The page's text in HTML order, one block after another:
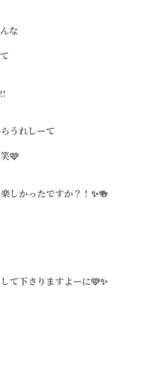
な
うれしーて
🩷
しかったですか？！✨🍻
て下さりますよーに🩷✨